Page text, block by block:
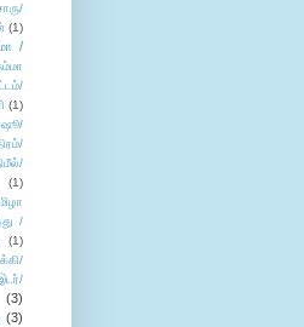
(1)
/
(1)
(1)
/
(1)
(3)
(3)